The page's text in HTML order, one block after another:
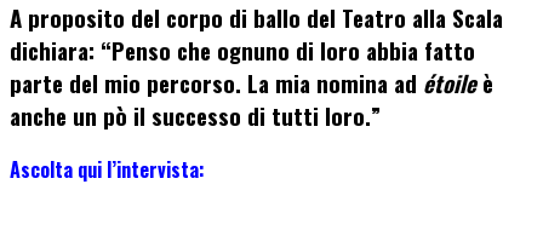
A proposito del corpo di ballo del Teatro alla Scala
dichiara: “Penso che ognuno di loro abbia fatto
parte del mio percorso. La mia nomina ad étoileè
anche un pò il successo di tutti loro.”
Ascolta qui l’intervista: